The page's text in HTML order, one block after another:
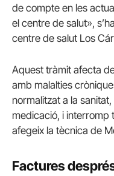
de compte en les
el centre de salut»,
centre de salut Los
Aquest tràmit afecta
amb malalties
normalitzat a la
medicació, i interromp
afegeix la tècnica de
Factures